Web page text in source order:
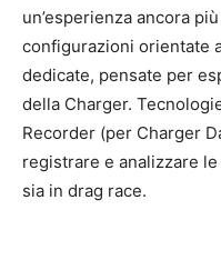
un’esperienza ancora
configurazioni orientate
dedicate, pensate per
della Charger.
Recorder (per Charger
registrare e analizzare
sia in drag race.